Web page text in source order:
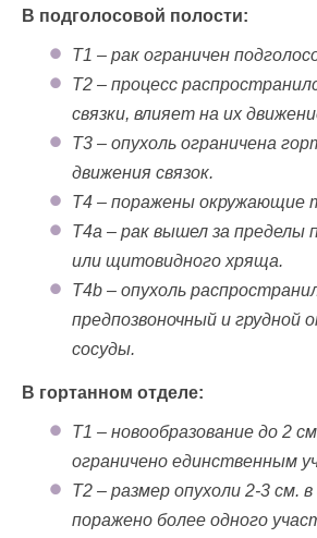
В подголосовой полости:
T1 – рак ограничен
T2 – процесс
связки, влияет на их
T3 – опухоль ограничена
движения связок.
T4 – поражены окружающие
T4a – рак вышел за пределы
или щитовидного хряща.
T4b – опухоль
предпозвоночный и грудной
сосуды.
В гортанном отделе:
T1 – новообразование до 2
ограничено единственным
T2 – размер опухоли 2-3 см.
поражено более одного